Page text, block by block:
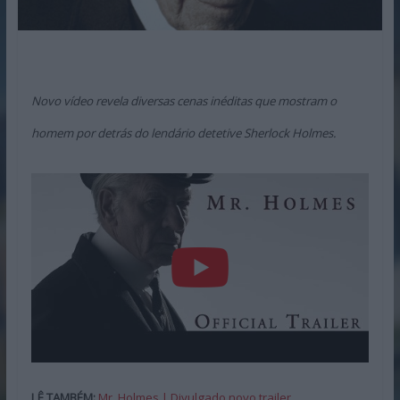
Novo vídeo revela diversas cenas inéditas que mostram o
homem por detrás do lendário detetive Sherlock Holmes.